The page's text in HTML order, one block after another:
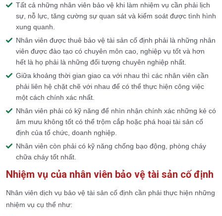
Tất cả những nhân viên bảo vệ khi làm nhiệm vụ cần phải lịch
sự, nỗ lực, tăng cường sự quan sát và kiểm soát được tình hình
xung quanh.
Nhân viên được thuê bảo vệ tài sản cố định phải là những nhân
viên được đào tạo có chuyên môn cao, nghiệp vụ tốt và hơn
hết là họ phải là những đối tượng chuyên nghiệp nhất.
Giữa khoảng thời gian giao ca với nhau thì các nhân viên cần
phải liên hệ chặt chẽ với nhau để có thể thực hiện công việc
một cách chính xác nhất.
Nhân viên phải có kỹ năng để nhìn nhận chính xác những kẻ có
âm mưu không tốt có thể trộm cắp hoặc phá hoại tài sản cố
định của tổ chức, doanh nghiệp.
Nhân viên còn phải có kỹ năng chống bạo động, phòng cháy
chữa cháy tốt nhất.
Nhiệm vụ của nhân viên bảo vệ tài sản cố định
Nhân viên dịch vụ bảo vệ tài sản cố định cần phải thực hiện những
nhiệm vụ cụ thể như: